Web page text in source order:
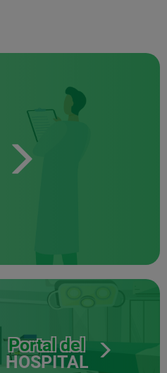
Portal del
HOSPITAL